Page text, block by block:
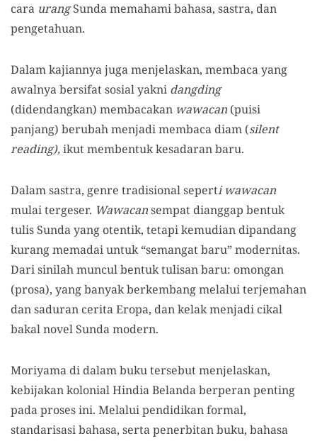
cara urangSunda memahami bahasa, sastra, dan
pengetahuan.
Dalam kajiannya juga menjelaskan, membaca yang
awalnya bersifat sosial yakni dangding
(didendangkan) membacakan wawacan (puisi
panjang) berubah menjadi membaca diam (silent
reading),ikut membentuk kesadaran baru.
Dalam sastra, genre tradisional seperti wawacan
mulai tergeser. Wawacansempat dianggap bentuk
tulis Sunda yang otentik, tetapi kemudian dipandang
kurang memadai untuk “semangat baru” modernitas.
Dari sinilah muncul bentuk tulisan baru: omongan
(prosa), yang banyak berkembang melalui terjemahan
dan saduran cerita Eropa, dan kelak menjadi cikal
bakal novel Sunda modern.
Moriyama di dalam buku tersebut menjelaskan,
kebijakan kolonial Hindia Belanda berperan penting
pada proses ini. Melalui pendidikan formal,
standarisasi bahasa, serta penerbitan buku, bahasa